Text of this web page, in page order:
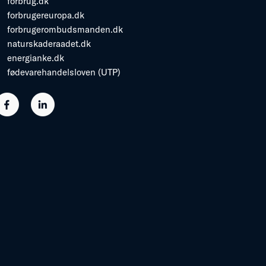
forbrugereuropa.dk
forbrugerombudsmanden.dk
naturskaderaadet.dk
energianke.dk
fødevarehandelsloven (UTP)